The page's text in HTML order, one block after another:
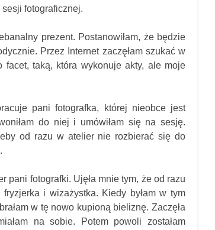
fotograficznej.
prezent. Postanowiłam, że będzie
Przez Internet zaczęłam szukać w
facet, taką, która wykonuje akty, ale moje
pani fotografka, której nieobce jest
do niej i umówiłam się na sesję.
od razu w atelier nie rozbierać się do
pani fotografki. Ujęła mnie tym, że od razu
i wizażystka. Kiedy byłam w tym
w tę nowo kupioną bieliznę. Zaczęła
na sobie. Potem powoli zostałam